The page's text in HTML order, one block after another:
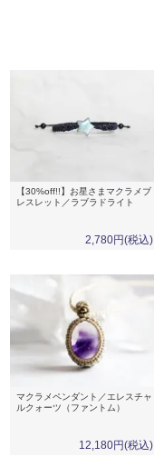
【30%off!!】お星さまマクラメブ
レスレット／ラブラドライト
2,780円(税込)
マクラメペンダント／エレスチャ
ルクォーツ（ファントム）
12,180円(税込)